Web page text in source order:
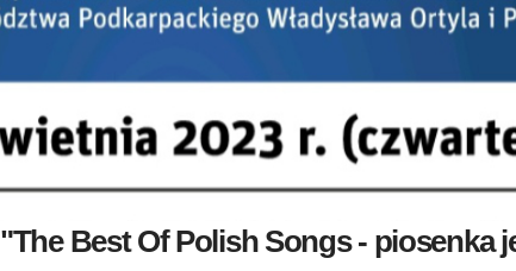
"The Best Of Polish Songs - piosenka